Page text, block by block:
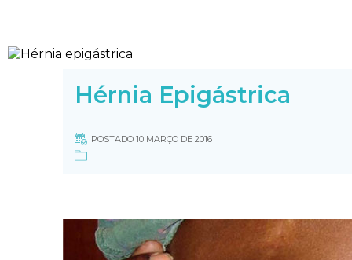
Hérnia Epigástrica
POSTADO 10 MARÇO DE 2016